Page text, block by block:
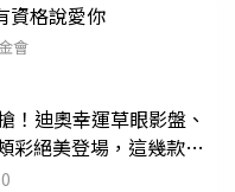
資格說愛你
會
！迪奧幸運草眼影盤、
彩絕美登場，這幾款錯